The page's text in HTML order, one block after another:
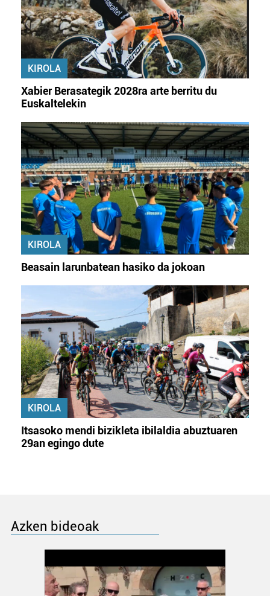
KIROLA
Xabier Berasategik 2028ra arte berritu du
Euskaltelekin
KIROLA
Beasain larunbatean hasiko da jokoan
KIROLA
Itsasoko mendi bizikleta ibilaldia abuztuaren
29an egingo dute
Azken bideoak